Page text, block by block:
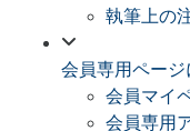
執筆上の
会員専用ページ
会員マイ
会員専用